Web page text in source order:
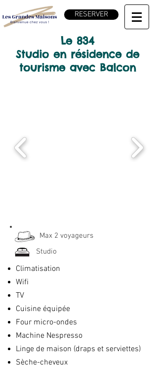
RESERVER
Le 834
Studio en résidence de
tourisme avec Balcon
Max 2 voyageurs
Studio
Climatisation
Wifi
TV
Cuisine équipée
Four micro-ondes
Machine Nespresso
Linge de maison (draps et serviettes)
Sèche-cheveux